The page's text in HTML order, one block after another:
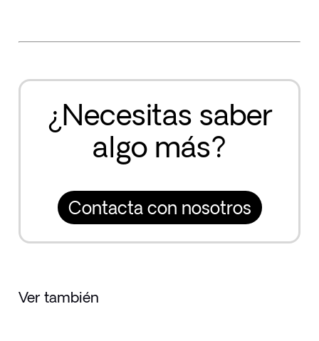
¿Necesitas saber
algo más?
Contacta con nosotros
Ver también